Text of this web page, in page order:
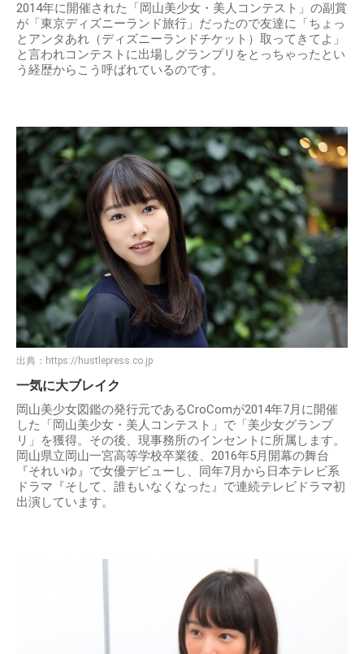
2014年に開催された「岡山美少女・美人コンテスト」の副賞
が「東京ディズニーランド旅行」だったので友達に「ちょっ
とアンタあれ（ディズニーランドチケット）取ってきてよ」
と言われコンテストに出場しグランプリをとっちゃったとい
う経歴からこう呼ばれているのです。
出典： https://hustlepress.co.jp
一気に大ブレイク
岡山美少女図鑑の発行元であるCroComが2014年7月に開催
した「岡山美少女・美人コンテスト」で「美少女グランプ
リ」を獲得。その後、現事務所のインセントに所属します。
岡山県立岡山一宮高等学校卒業後、2016年5月開幕の舞台
『それいゆ』で女優デビューし、同年7月から日本テレビ系
ドラマ『そして、誰もいなくなった』で連続テレビドラマ初
出演しています。